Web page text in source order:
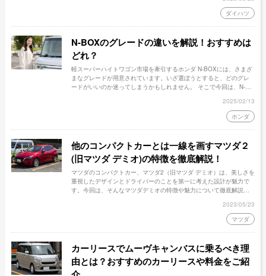
ダイハツ
N-BOXのグレードの違いを解説！おすすめは
どれ？
軽スーパーハイトワゴン市場を牽引するホンダ N-BOXには、さまざ
まなグレードが用意されています。いざ選ぼうとすると、どのグレ
ードがいいのか迷ってしまうかもしれません。 そこで今回は、N-
2025/02/13
ホンダ
他のコンパクトカーとは一線を画すマツダ２
(旧マツダ デミオ)の特徴を徹底解説！
マツダのコンパクトカー、マツダ2（旧マツダ デミオ）は、美しさを
重視したデザインとドライバーのことを第一に考えた設計が魅力で
す。今回は、そんなマツダデミオの特徴や魅力について徹底解説し
2023/05/23
マツダ
カーリースでムーヴキャンバスに乗るべき理
由とは？おすすめのカーリースや料金をご紹